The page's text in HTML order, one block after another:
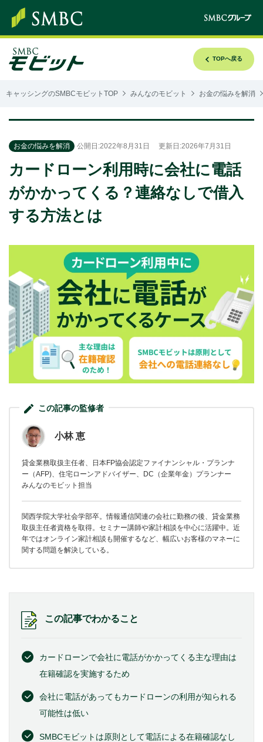
TOPへ戻る
キャッシングのSMBCモビットTOP みんなのモビット お金の悩みを解消
お金の悩みを解消 公開日:2022年8月31日 更新日:2026年7月31日
カードローン利用時に会社に電話
がかかってくる？連絡なしで借入
する方法とは
この記事の監修者
小林 恵
貸金業務取扱主任者、日本FP協会認定ファイナンシャル・プランナ
ー（AFP)、住宅ローンアドバイザー、DC（企業年金）プランナー
みんなのモビット担当
関西学院大学社会学部卒。情報通信関連の会社に勤務の後、貸金業務
取扱主任者資格を取得。セミナー講師や家計相談を中心に活躍中。近
年ではオンライン家計相談も開催するなど、幅広いお客様のマネーに
関する問題を解決している。
この記事でわかること
カードローンで会社に電話がかかってくる主な理由は
在籍確認を実施するため
会社に電話があってもカードローンの利用が知られる
可能性は低い
SMBCモビットは原則として電話による在籍確認なし